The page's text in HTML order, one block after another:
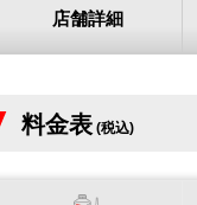
店舗詳細
料金表 (税込)